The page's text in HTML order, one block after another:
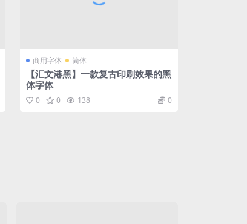
商用字体 简体
【汇文港黑】一款复古印刷效果的黑
体字体
0 0 138 0